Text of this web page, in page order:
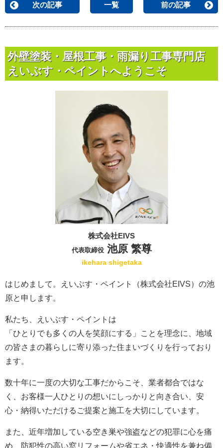
次の記事 一覧 前の記事
外壁塗装・屋根工事・雨漏り工事専門店
えいぶす・ペイントへようこそ
株式会社EIVS
代表取締役池原 繁尊
ikehara shigetaka
はじめまして。えいぶす・ペイント（株式会社EIVS）の池
原と申します。
私たち、えいぶす・ペイントは
「ひとりでも多くの人を笑顔にする」ことを理念に、地域
の皆さまの暮らしに寄り添った住まいづくりを行っており
ます。
数十年に一度の大切な工事だからこそ、業者都合ではな
く、お客様一人ひとりの想いにしっかりと向き合い、安
心・納得いただけるご提案と施工を大切にしています。
また、近年増加している空き巣や強盗などの犯罪に心を痛
め、防犯性の高い窓リフォームや省エネ・快適性を兼ね備